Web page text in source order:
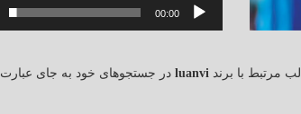
00:00
مرتبط با برند luanvi در جستجوهای خود به جای عبارت